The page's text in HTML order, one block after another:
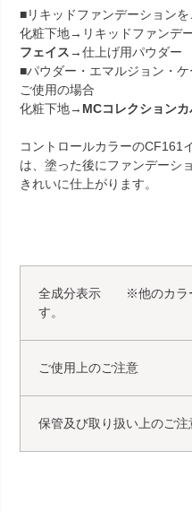
■リキッドファンデーション
化粧下地→リキッドファンデ
フェイス→仕上げ用パウダー
■パウダー・エマルジョン・
ご使用の場合
化粧下地→ MCコレクション
コントロールカラーのCF161
は、塗った後にファンデーシ
きれいに仕上がります。
全成分表示 ※他のカラー
す。
ご使用上のご注意
保管及び取り扱い上のご注